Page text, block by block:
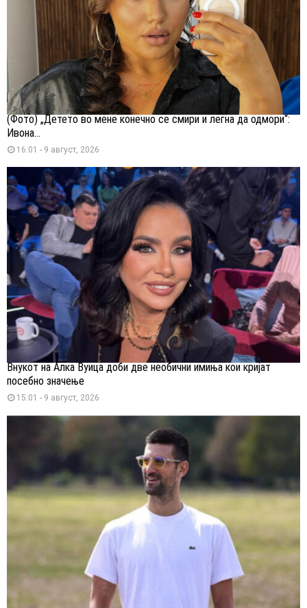
(Фото) „Детето во мене конечно се смири и легна да одмори“:
Ивона...
16:01 - 9 август, 2026
Внукот на Алка Вуица доби две необични имиња кои кријат
посебно значење
15:01 - 9 август, 2026